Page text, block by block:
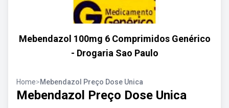
Mebendazol 100mg 6 Comprimidos Genérico
- Drogaria Sao Paulo
Home>Mebendazol Preço Dose Unica
Mebendazol Preço Dose Unica